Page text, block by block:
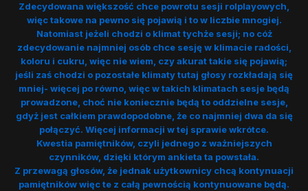
Zdecydowana większość chce powrotu sesji rolplayowych,
więc takowe na pewno się pojawią i to w liczbie mnogiej.
Natomiast jeżeli chodzi o klimat tychże sesji; no cóż
zdecydowanie najmniej osób chce sesję w klimacie radości,
koloru i cukru, więc nie wiem, czy akurat takie się pojawią;
jeśli zaś chodzi o pozostałe klimaty tutaj głosy rozkładają się
mniej- więcej po równo, więc w takich klimatach sesje będą
prowadzone, choć nie koniecznie będą to oddzielne sesje,
gdyż jest całkiem prawdopodobne, że co najmniej dwa da się
połączyć. Więcej informacji w tej sprawie wkrótce.
Kwestia pamiętników, czyli jednego z ważniejszych
czynników, dzięki którym ankieta ta powstała.
Z przewagą głosów, że jednak użytkownicy chcą kontynuacji
pamiętników więc te z całą pewnością kontynuowane będą.